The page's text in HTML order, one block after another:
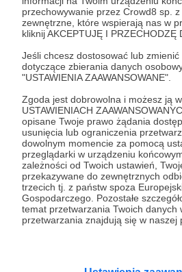
przechowywanie przez Crowd8 sp.
zewnętrzne, które wspierają nas w
kliknij AKCEPTUJĘ I PRZECHODZĘ
Jeśli chcesz dostosować lub
dotyczące zbierania danych
"USTAWIENIA ZAAWANSOWANE".
Zgoda jest dobrowolna i możesz ją
USTAWIENIACH
opisane Twoje prawo żądania
usunięcia lub ograniczenia
dowolnym momencie za pomocą
przeglądarki w urządzeniu
zależności od Twoich ustawień,
przekazywane do zewnętrznych
trzecich tj. z państw spoza
Gospodarczego. Pozostałe
temat przetwarzania Twoich danych
przetwarzania znajdują się w naszej
* Zapoznałem się i akceptuję
* Wyrażam zgodę na
osobowych podanych w
prawidłowego świadczenia usług
Wyrażam zgodę na otrzymywanie
informacji handlowych -
zmieniona w ustawieniach konta.